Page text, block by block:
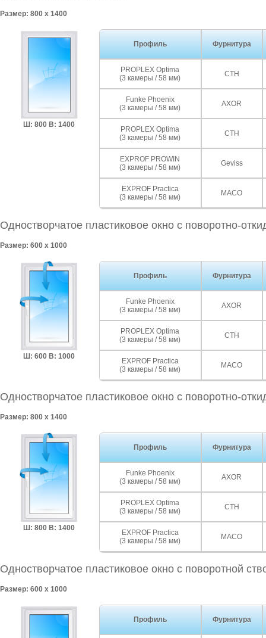
Размер: 800 x 1400
Ш: 800 В: 1400
Профиль Фурнитура
PROPLEX Optima
(3 камеры / 58 мм)
СТН
Funke Phoenix
(3 камеры / 58 мм)
AXOR
PROPLEX Optima
(3 камеры / 58 мм)
СТН
EXPROF PROWIN
(3 камеры / 58 мм)
Geviss
EXPROF Practica
(3 камеры / 58 мм)
MACO
Одностворчатое пластиковое окно с поворотно-
Размер: 600 x 1000
Ш: 600 В: 1000
Профиль Фурнитура
Funke Phoenix
(3 камеры / 58 мм)
AXOR
PROPLEX Optima
(3 камеры / 58 мм)
СТН
EXPROF Practica
(3 камеры / 58 мм)
MACO
Одностворчатое пластиковое окно с поворотно-
Размер: 800 x 1400
Ш: 800 В: 1400
Профиль Фурнитура
Funke Phoenix
(3 камеры / 58 мм)
AXOR
PROPLEX Optima
(3 камеры / 58 мм)
СТН
EXPROF Practica
(3 камеры / 58 мм)
MACO
Одностворчатое пластиковое окно с поворотной
Размер: 600 x 1000
Профиль Фурнитура